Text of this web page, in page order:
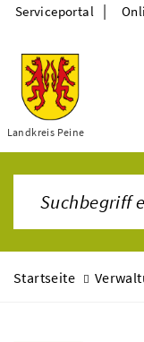
Themen
Landkreis Peine
Serviceportal |
Startseite